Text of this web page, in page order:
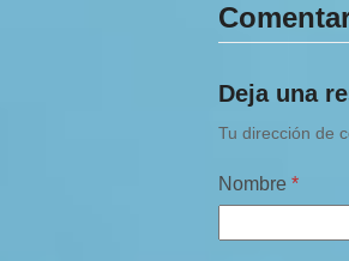
Deja una
Tu dirección de
Nombre *